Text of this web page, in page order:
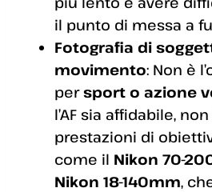
il punto di messa a
Fotografia di
movimento: Non è
persport o azione
l’AF sia affidabile,
prestazioni di
come il Nikon 70-
Nikon 18-140mm,